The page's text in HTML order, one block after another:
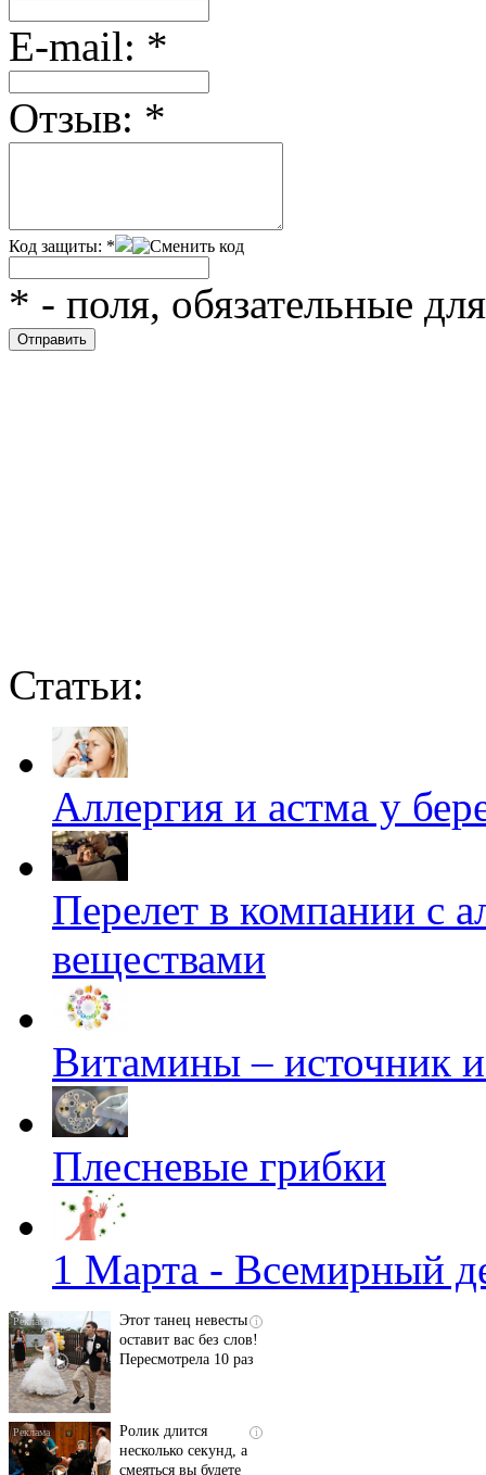
Е-mail: *
Отзыв: *
Код защиты: *
* - поля, обязательные
Статьи:
Аллергия и астма у
Перелет в компании с
веществами
Витамины – источник
Плесневые грибки
1 Марта - Всемирный
Скрытая камера на
их не видят...
i
Этот танец невесты
оставит вас без слов!
Пересмотрела 10 раз
i
Ролик длится
несколько секунд, а
смеяться вы будете